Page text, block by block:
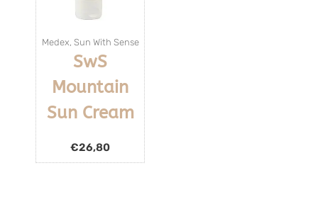
Medex, Sun With Sense
SwS
Mountain
Sun Cream
€26,80